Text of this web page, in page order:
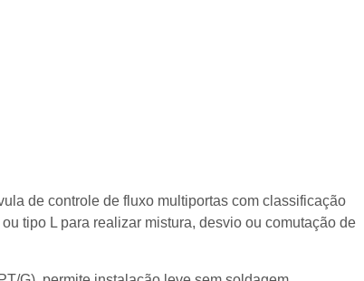
de controle de fluxo multiportas com classificação
tipo L para realizar mistura, desvio ou comutação de